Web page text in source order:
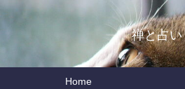
禅と占い
Home